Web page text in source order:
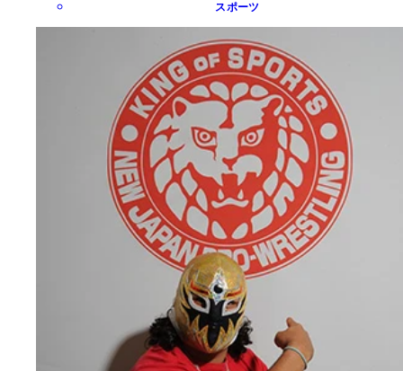
スポーツ